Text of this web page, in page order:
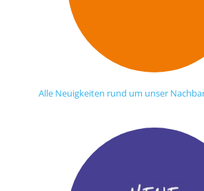
Alle Neuigkeiten rund um unser